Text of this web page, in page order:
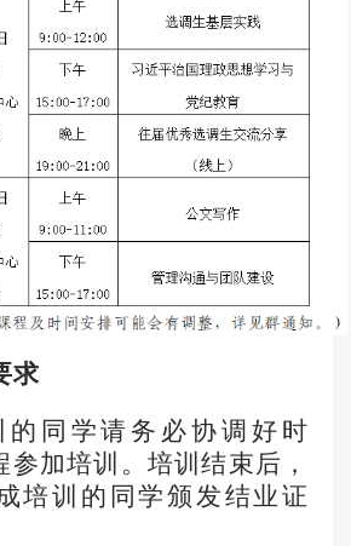
求
的同学请务必协调好时
参加培训。培训结束后，
培训的同学颁发结业证